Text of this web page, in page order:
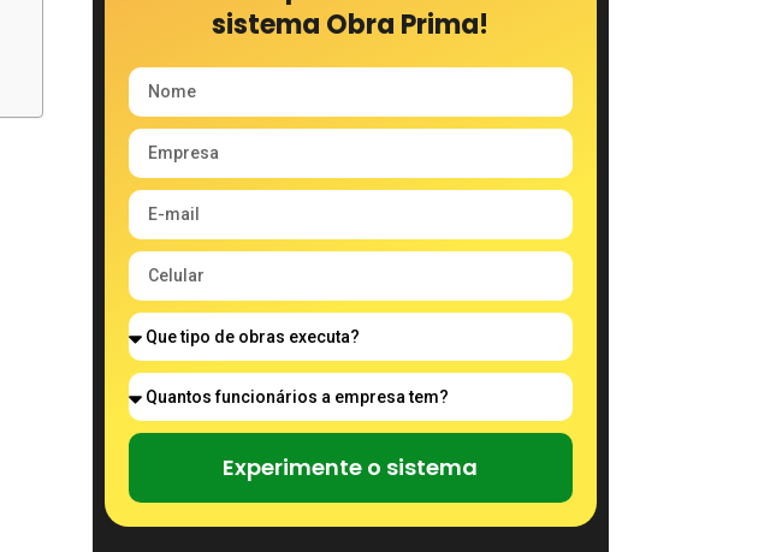
sistema Obra Prima!
Experimente o sistema